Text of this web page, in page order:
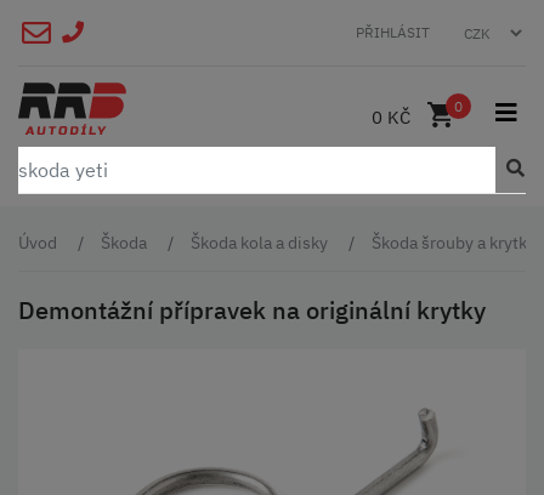
PŘIHLÁSIT
0 KČ 0
Úvod Škoda Škoda kola a disky Škoda šrouby a krytky
Demontážní přípravek na originální krytky